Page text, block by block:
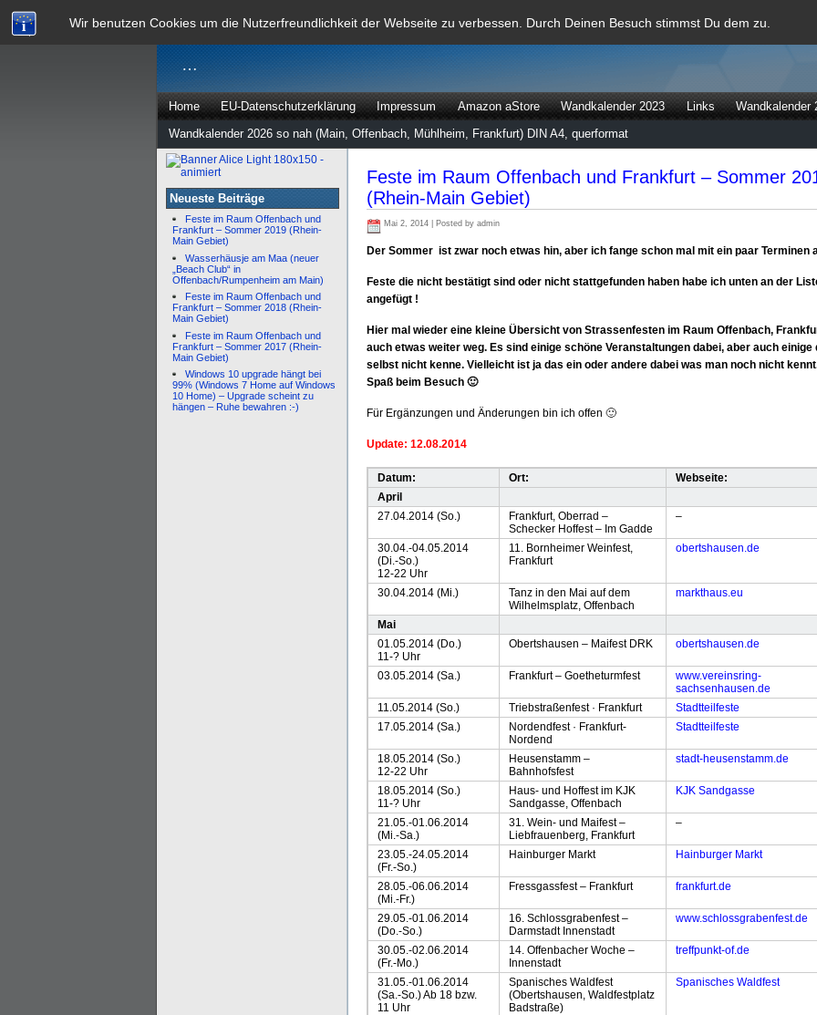
Wir benutzen Cookies um die Nutzerfreundlichkeit der Webseite zu verbessen. Durch Deinen Besuch stimmst Du dem zu.
dann rate mal
…
Home EU-Datenschutzerklärung Impressum Amazon aStore Wandkalender 2023 Links
Wandkalender
Wandkalender 2026 so nah (Main, Offenbach, Mühlheim, Frankfurt) DIN A4, querformat
Neueste Beiträge
Feste im Raum Offenbach und
Frankfurt – Sommer 2019 (Rhein-
Main Gebiet)
Wasserhäusje am Maa (neuer
„Beach Club“ in
Offenbach/Rumpenheim am Main)
Feste im Raum Offenbach und
Frankfurt – Sommer 2018 (Rhein-
Main Gebiet)
Feste im Raum Offenbach und
Frankfurt – Sommer 2017 (Rhein-
Main Gebiet)
Windows 10 upgrade hängt bei
99% (Windows 7 Home auf Windows
10 Home) – Upgrade scheint zu
hängen – Ruhe bewahren :-)
Feste im Raum Offenbach und Frankfurt – Sommer
(Rhein-Main Gebiet)
Mai 2, 2014 | Posted by admin
Der Sommer ist zwar noch etwas hin, aber ich fange schon mal mit ein paar Terminen
Feste die nicht bestätigt sind oder nicht stattgefunden haben habe ich unten an der
angefügt !
Hier mal wieder eine kleine Übersicht von Strassenfesten im Raum Offenbach,
auch etwas weiter weg. Es sind einige schöne Veranstaltungen dabei, aber auch einige
selbst nicht kenne. Vielleicht ist ja das ein oder andere dabei was man noch nicht
Spaß beim Besuch 🙂
Für Ergänzungen und Änderungen bin ich offen 🙂
Update: 12.08.2014
Datum: Ort:
Webseite:
April
27.04.2014 (So.)
Frankfurt, Oberrad –
Schecker Hoffest – Im Gadde
–
30.04.-04.05.2014
(Di.-So.)
12-22 Uhr
11. Bornheimer Weinfest,
Frankfurt
obertshausen.de
30.04.2014 (Mi.)
Tanz in den Mai auf dem
Wilhelmsplatz, Offenbach
markthaus.eu
Mai
01.05.2014 (Do.)
11-? Uhr
Obertshausen – Maifest DRK obertshausen.de
03.05.2014 (Sa.) Frankfurt – Goetheturmfest
www.vereinsring-
sachsenhausen.de
11.05.2014 (So.)
Triebstraßenfest · Frankfurt
Stadtteilfeste
17.05.2014 (Sa.)
Nordendfest · Frankfurt-
Nordend
Stadtteilfeste
18.05.2014 (So.)
12-22 Uhr
Heusenstamm –
Bahnhofsfest
stadt-heusenstamm.de
18.05.2014 (So.)
11-? Uhr
Haus- und Hoffest im KJK
Sandgasse, Offenbach
KJK Sandgasse
21.05.-01.06.2014
(Mi.-Sa.)
31. Wein- und Maifest –
Liebfrauenberg, Frankfurt
–
23.05.-24.05.2014
(Fr.-So.)
Hainburger Markt Hainburger Markt
28.05.-06.06.2014
(Mi.-Fr.)
Fressgassfest – Frankfurt frankfurt.de
29.05.-01.06.2014
(Do.-So.)
16. Schlossgrabenfest –
Darmstadt Innenstadt
www.schlossgrabenfest.de
30.05.-02.06.2014
(Fr.-Mo.)
14. Offenbacher Woche –
Innenstadt
treffpunkt-of.de
31.05.-01.06.2014
(Sa.-So.) Ab 18 bzw.
11 Uhr
Spanisches Waldfest
(Obertshausen, Waldfestplatz
Badstraße)
Spanisches Waldfest